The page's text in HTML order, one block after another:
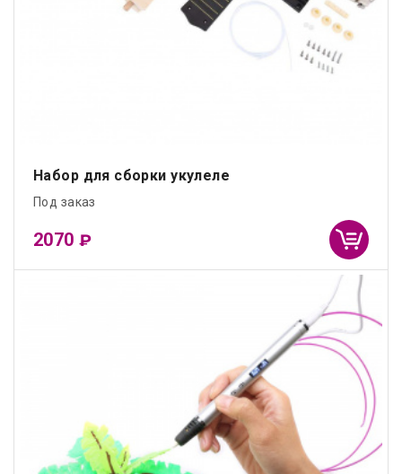
Набор для сборки укулеле
Под заказ
2070₽